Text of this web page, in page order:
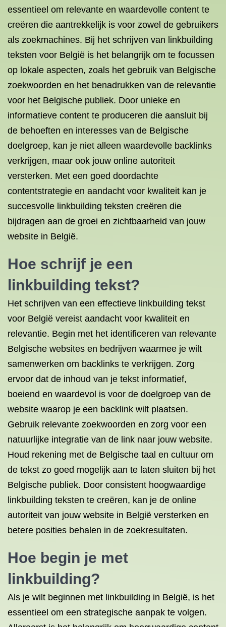
essentieel om relevante en waardevolle content te
creëren die aantrekkelijk is voor zowel de gebruikers
als zoekmachines. Bij het schrijven van linkbuilding
teksten voor België is het belangrijk om te focussen
op lokale aspecten, zoals het gebruik van Belgische
zoekwoorden en het benadrukken van de relevantie
voor het Belgische publiek. Door unieke en
informatieve content te produceren die aansluit bij
de behoeften en interesses van de Belgische
doelgroep, kan je niet alleen waardevolle backlinks
verkrijgen, maar ook jouw online autoriteit
versterken. Met een goed doordachte
contentstrategie en aandacht voor kwaliteit kan je
succesvolle linkbuilding teksten creëren die
bijdragen aan de groei en zichtbaarheid van jouw
website in België.
Hoe schrijf je een
linkbuilding tekst?
Het schrijven van een effectieve linkbuilding tekst
voor België vereist aandacht voor kwaliteit en
relevantie. Begin met het identificeren van relevante
Belgische websites en bedrijven waarmee je wilt
samenwerken om backlinks te verkrijgen. Zorg
ervoor dat de inhoud van je tekst informatief,
boeiend en waardevol is voor de doelgroep van de
website waarop je een backlink wilt plaatsen.
Gebruik relevante zoekwoorden en zorg voor een
natuurlijke integratie van de link naar jouw website.
Houd rekening met de Belgische taal en cultuur om
de tekst zo goed mogelijk aan te laten sluiten bij het
Belgische publiek. Door consistent hoogwaardige
linkbuilding teksten te creëren, kan je de online
autoriteit van jouw website in België versterken en
betere posities behalen in de zoekresultaten.
Hoe begin je met
linkbuilding?
Als je wilt beginnen met linkbuilding in België, is het
essentieel om een strategische aanpak te volgen.